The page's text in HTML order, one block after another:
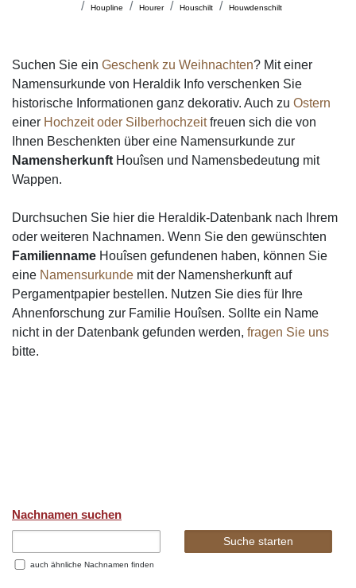
Houpline Hourer Houschilt Houwdenschilt
Suchen Sie ein Geschenk zu Weihnachten? Mit einer
Namensurkunde von Heraldik Info verschenken Sie
historische Informationen ganz dekorativ. Auch zu Ostern
einer Hochzeit oder Silberhochzeitfreuen sich die von
Ihnen Beschenkten über eine Namensurkunde zur
Namensherkunft Houîsen und Namensbedeutung mit
Wappen.
Durchsuchen Sie hier die Heraldik-Datenbank nach Ihrem
oder weiteren Nachnamen. Wenn Sie den gewünschten
Familienname Houîsen gefundenen haben, können Sie
eine Namensurkunde mit der Namensherkunft auf
Pergamentpapier bestellen. Nutzen Sie dies für Ihre
Ahnenforschung zur Familie Houîsen. Sollte ein Name
nicht in der Datenbank gefunden werden, fragen Sie uns
bitte.
Nachnamen suchen
auch ähnliche Nachnamen finden